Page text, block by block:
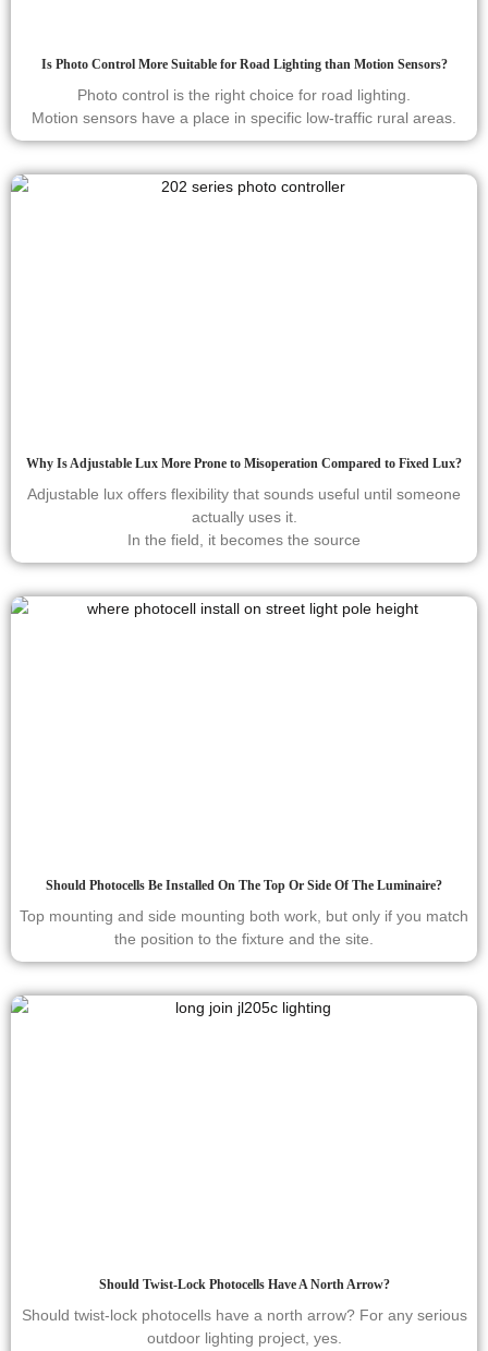
Is Photo Control More Suitable for Road Lighting than Motion Sensors?
Photo control is the right choice for road lighting.
Motion sensors have a place in specific low-traffic rural areas.
Why Is Adjustable Lux More Prone to Misoperation Compared to Fixed Lux?
Adjustable lux offers flexibility that sounds useful until someone
actually uses it.
In the field, it becomes the source
Should Photocells Be Installed On The Top Or Side Of The Luminaire?
Top mounting and side mounting both work, but only if you match
the position to the fixture and the site.
Should Twist-Lock Photocells Have A North Arrow?
Should twist-lock photocells have a north arrow? For any serious
outdoor lighting project, yes.